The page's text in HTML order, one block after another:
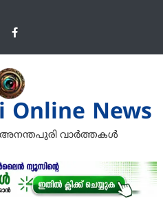
Online News
വാര്‍ത്തകള്‍